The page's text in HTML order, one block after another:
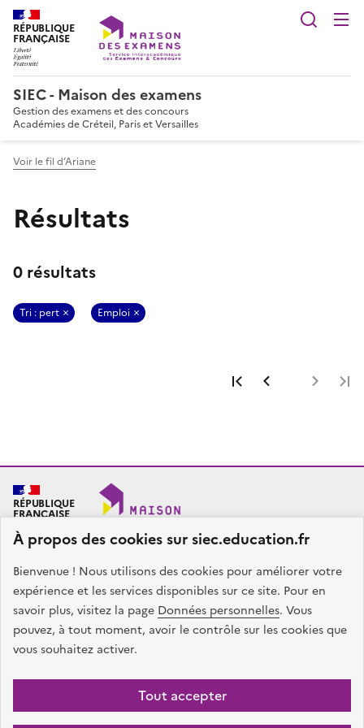
À propos des cookies sur siec.education.fr
Bienvenue ! Nous utilisons des cookies pour améliorer votre
expérience et les services disponibles sur ce site. Pour en
savoir plus, visitez la page Données personnelles. Vous
pouvez, à tout moment, avoir le contrôle sur les cookies que
vous souhaitez activer.
Tout accepter
RÉPUBLIQUE
FRANÇAISE
SIEC - Maison des examens
Gestion des examens et des concours
Académies de Créteil, Paris et Versailles
Voir le fil d’Ariane
Résultats
0 résultats
Tri : pert Emploi
Première page
Page
RÉPUBLIQUE
FRANÇAISE
SIEC - Maison des examens
Académies de Créteil, Paris et Versailles
7, rue Ernest Renan
94749 ARCUEIL CEDEX
Nous contacter
facebook
x instagramlinkedin